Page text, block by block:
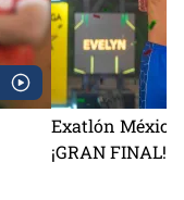
Exatlón México
¡GRAN FINAL!